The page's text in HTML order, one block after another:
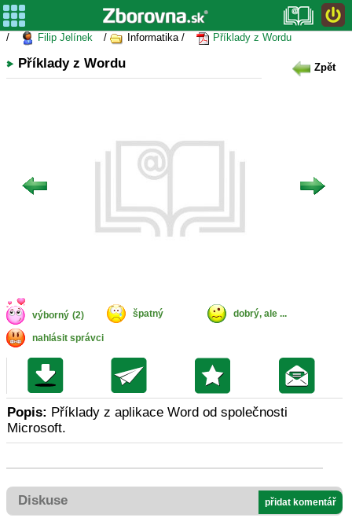
/ Filip Jelínek / Informatika / Příklady z Wordu
Příklady z Wordu Zpět
výborný (2) špatný dobrý, ale ...
nahlásit správci
Popis: Příklady z aplikace Word od společnosti
Microsoft.
Diskuse přidat komentář